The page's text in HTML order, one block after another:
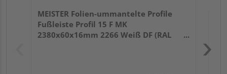
MEISTER Folien-ummantelte Profile
Fußleiste Profil 15 F MK
2380x60x16mm 2266 Weiß DF (RAL